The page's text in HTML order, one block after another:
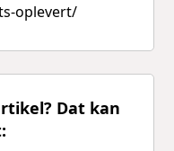
oplevert/
Dat kan